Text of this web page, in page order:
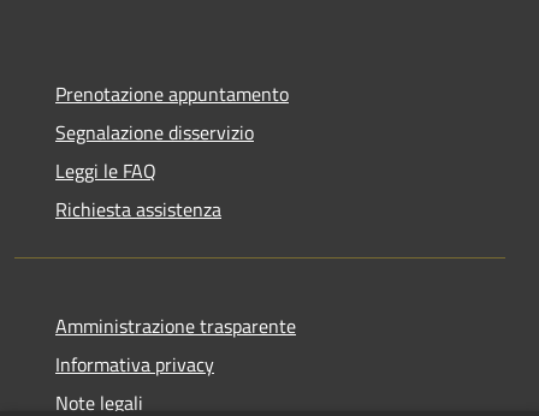
Prenotazione appuntamento
Segnalazione disservizio
Leggi le FAQ
Richiesta assistenza
Amministrazione trasparente
Informativa privacy
Note legali